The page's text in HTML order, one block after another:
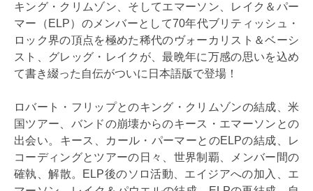
キング・クリムゾン、そしてエマーソン、レイク＆パー
マー（ELP）のメンバーとして70年代ブリティッシュ・
ロック界の頂点を極めた稀代のヴォーカリスト＆ベーシ
スト、グレッグ・レイクが、最晩年に万感の思いを込め
て書き綴った自伝がついに日本語版で登場！
ロバート・フリップとのキング・クリムゾンの結成、米
国ツアー、バンドの崩壊からのキース・エマーソンとの
出会い。キース、カール・パーマーとのELPの結成、レ
コーディングとツアーの日々、世界制覇、メンバー間の
確執、解散。ELP後のソロ活動、エイジアへの加入、エ